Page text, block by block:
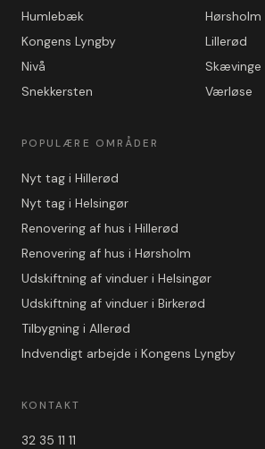
Humlebæk
Hørsholm
Kongens Lyngby
Lillerød
Nivå
Skævinge
Snekkersten
Værløse
POPULÆRE OMRÅDER
Nyt tag i Hillerød
Nyt tag i Helsingør
Renovering af hus i Hillerød
Renovering af hus i Hørsholm
Udskiftning af vinduer i Helsingør
Udskiftning af vinduer i Birkerød
Tilbygning i Allerød
Indvendigt arbejde i Kongens Lyngby
KONTAKT
32 35 11 11